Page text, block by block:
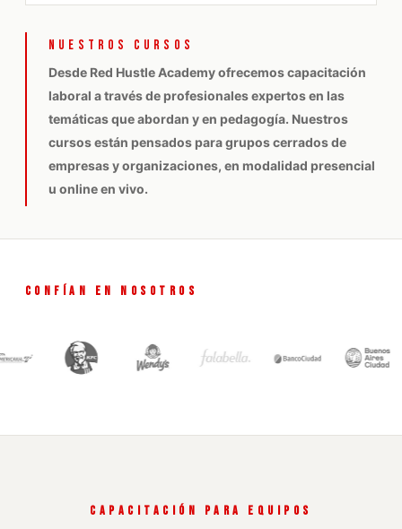
NUESTROS CURSOS
Desde Red Hustle Academy ofrecemos capacitación
laboral a través de profesionales expertos en las
temáticas que abordan y en pedagogía. Nuestros
cursos están pensados para grupos cerrados de
empresas y organizaciones, en modalidad presencial
u online en vivo.
CONFÍAN EN NOSOTROS
CAPACITACIÓN PARA EQUIPOS